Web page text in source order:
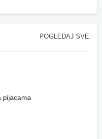
POGLEDAJ SVE
pijacama